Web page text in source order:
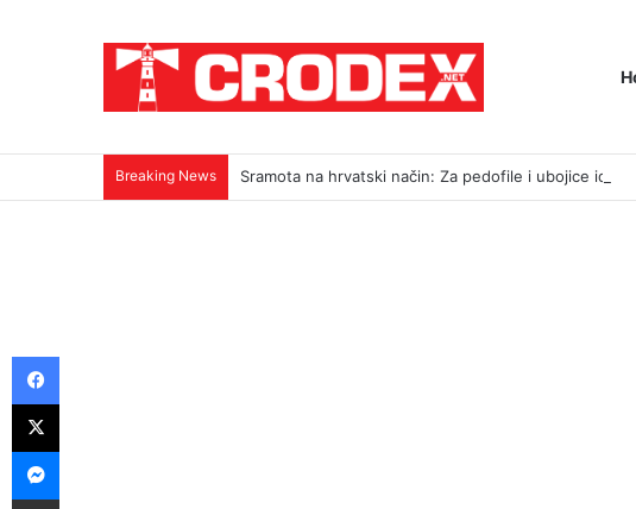
Breaking News Sramota na hrvatski način: Za pedofile i ubojice idu
Facebook
X
Messenger
Podijeli putem E-maila